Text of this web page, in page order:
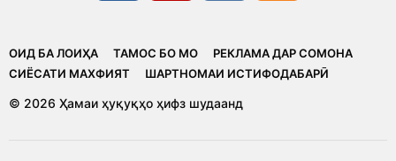
ОИД БА ЛОИҲА ТАМОС БО МО
РЕКЛАМА ДАР СОМОНА
CИЁСАТИ МАХФИЯТ
ШАРТНОМАИ ИСТИФОДАБАРӢ
© 2026 Ҳамаи ҳуқуқҳо ҳифз шудаанд